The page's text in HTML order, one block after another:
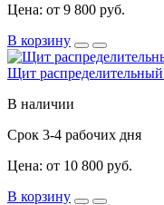
Цена: от 9 800 руб.
В корзину
Щит
В наличии
Срок 3-4 рабочих дня
Цена: от 10 800 руб.
В корзину